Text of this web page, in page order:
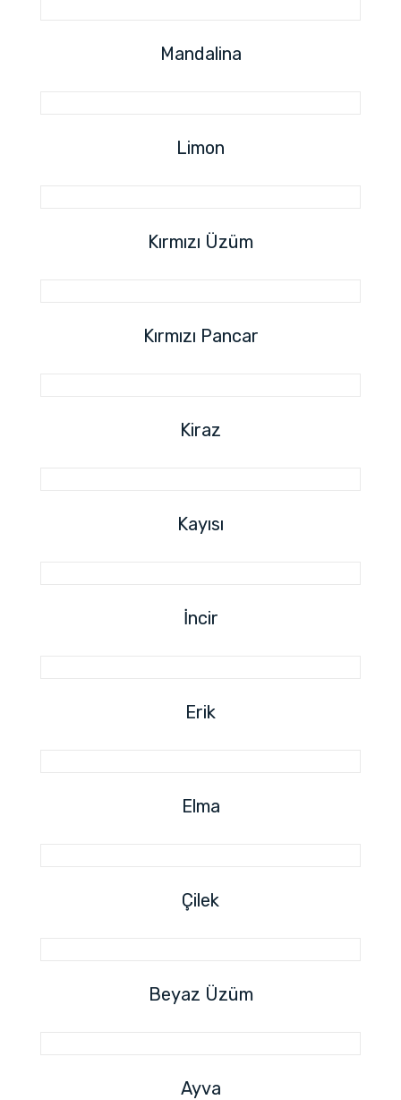
Mandalina
Limon
Kırmızı Üzüm
Kırmızı Pancar
Kiraz
Kayısı
İncir
Erik
Elma
Çilek
Beyaz Üzüm
Ayva